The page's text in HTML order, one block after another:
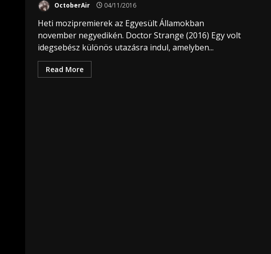
OctoberAir 04/11/2016
Heti mozipremierek az Egyesült Államokban
november negyedikén. Doctor Strange (2016) Egy volt
idegsebész különös utazásra indul, amelyben...
Read More